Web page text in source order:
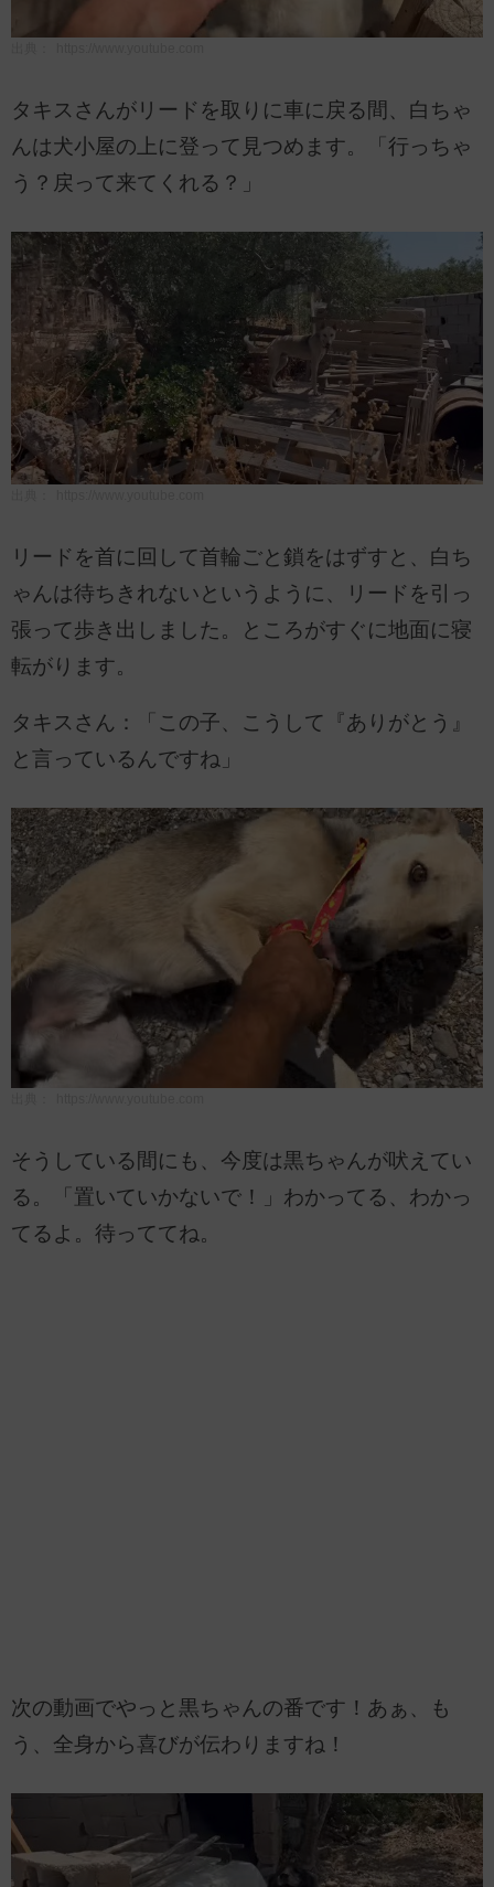
タキスさんがリードを取りに車に戻る間、白ちゃ
んは犬小屋の上に登って見つめます。「行っちゃ
う？戻って来てくれる？」
リードを首に回して首輪ごと鎖をはずすと、白ち
ゃんは待ちきれないというように、リードを引っ
張って歩き出しました。ところがすぐに地面に寝
転がります。
タキスさん：「この子、こうして『ありがとう』
と言っているんですね」
そうしている間にも、今度は黒ちゃんが吠えてい
る。「置いていかないで！」わかってる、わかっ
てるよ。待っててね。
次の動画でやっと黒ちゃんの番です！あぁ、も
う、全身から喜びが伝わりますね！